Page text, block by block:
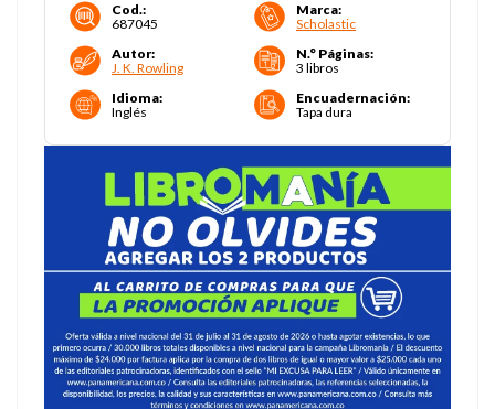
Cod.:
687045
Marca:
Scholastic
Autor:
J. K. Rowling
N.° Páginas:
3 libros
Idioma:
Inglés
Encuadernación:
Tapa dura